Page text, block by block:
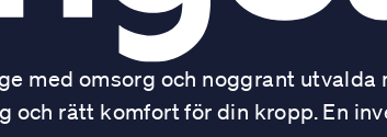
med omsorg och noggrant
rätt komfort för din kropp. En